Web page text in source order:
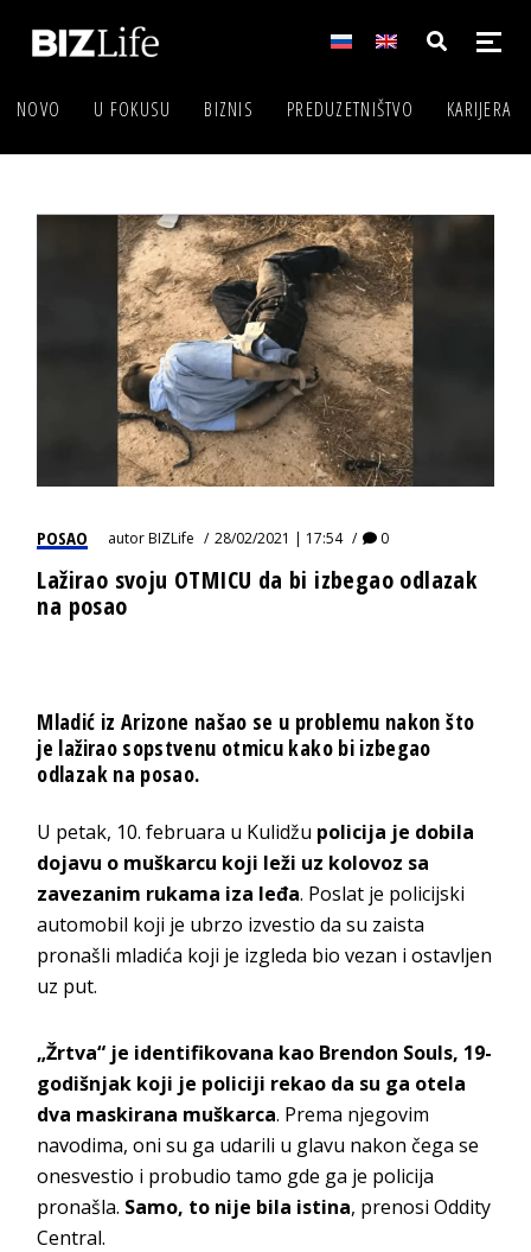
NOVO U FOKUSU BIZNIS PREDUZETNIŠTVO KARIJERA
POSAO autorBIZLife 28/02/2021 | 17:54 0
Lažirao svoju OTMICU da bi izbegao odlazak
na posao
Mladić iz Arizone našao se u problemu nakon što
je lažirao sopstvenu otmicu kako bi izbegao
odlazak na posao.
U petak, 10. februara u Kulidžu policija je dobila
dojavu o muškarcu koji leži uz kolovoz sa
zavezanim rukama iza leđa. Poslat je policijski
automobil koji je ubrzo izvestio da su zaista
pronašli mladića koji je izgleda bio vezan i ostavljen
uz put.
„Žrtva“ je identifikovana kao Brendon Souls, 19-
godišnjak koji je policiji rekao da su ga otela
dva maskirana muškarca. Prema njegovim
navodima, oni su ga udarili u glavu nakon čega se
onesvestio i probudio tamo gde ga je policija
pronašla. Samo, to nije bila istina, prenosi Oddity
Central.